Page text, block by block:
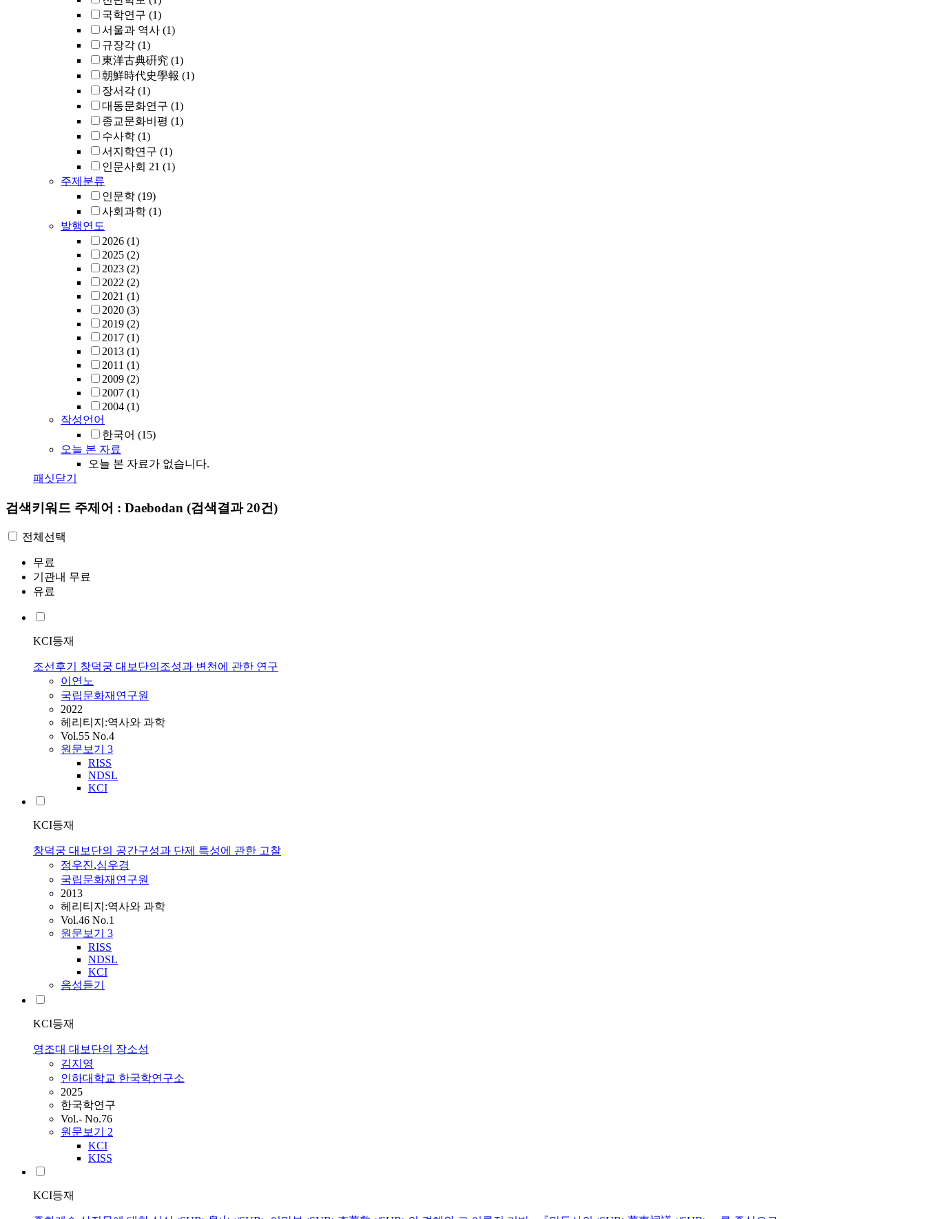
국학연구 (1)
서울과 역사 (1)
규장각 (1)
東洋古典硏究 (1)
朝鮮時代史學報 (1)
장서각 (1)
대동문화연구 (1)
종교문화비평 (1)
수사학 (1)
서지학연구 (1)
인문사회 21 (1)
주제분류
인문학 (19)
사회과학 (1)
발행연도
2026 (1)
2025 (2)
2023 (2)
2022 (2)
2021 (1)
2020 (3)
2019 (2)
2017 (1)
2013 (1)
2011 (1)
2009 (2)
2007 (1)
2004 (1)
작성언어
한국어 (15)
오늘 본 자료
오늘 본 자료가 없습니다.
패싯닫기
검색키워드 주제어 : Daebodan (검색결과 20건)
전체선택
무료
기관내 무료
유료
KCI등재
조선후기 창덕궁 대보단의조성과 변천에 관한 연구
이연노
국립문화재연구원
2022
헤리티지:역사와 과학
Vol.55 No.4
원문보기 3
RISS
NDSL
KCI
KCI등재
창덕궁 대보단의 공간구성과 단제 특성에 관한 고찰
정우진,심우경
국립문화재연구원
2013
헤리티지:역사와 과학
Vol.46 No.1
원문보기 3
RISS
NDSL
KCI
음성듣기
KCI등재
영조대 대보단의 장소성
김지영
인하대학교 한국학연구소
2025
한국학연구
Vol.- No.76
원문보기 2
KCI
KISS
KCI등재